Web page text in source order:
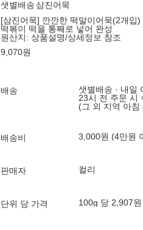
샛별배송삼진어묵
[삼진어묵] 깐깐한 떡말이어묵(2개입)
떡볶이 떡을 통째로 넣어 완성
원산지: 상품설명/상세정보 참조
9,070원
배송
샛별배송 · 내일
23시 전 주문 시
(그 외 지역 아침
배송비 3,000원 (4만원
판매자 컬리
단위 당 가격 100g 당 2,907원